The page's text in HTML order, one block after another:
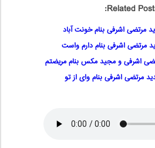
Related
مرتضی اشرفی بنام خونت آباد
مرتضی اشرفی بنام دارم واست
اشرفی و مجید مکس بنام مریضتم
مرتضی اشرفی بنام وای از تو